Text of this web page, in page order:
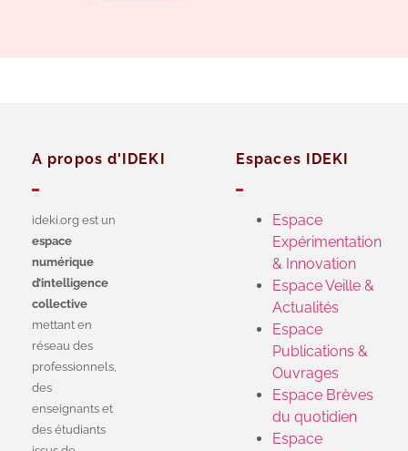
A propos d'IDEKI
ideki.org est un
espace
numérique
d’intelligence
collective
mettant en
réseau des
professionnels,
des
enseignants et
des étudiants
Espaces IDEKI
Espace
Expérimentation
& Innovation
Espace Veille &
Actualités
Espace
Publications &
Ouvrages
Espace Brèves
du quotidien
Espace